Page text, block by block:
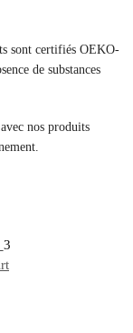
sont certifiés OEKO-
de substances
nos produits